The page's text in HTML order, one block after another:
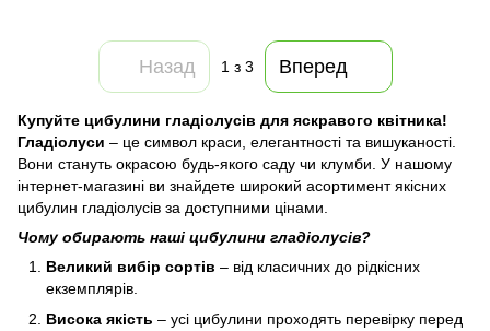
Назад 1 з 3 Вперед
Купуйте цибулини гладіолусів для яскравого квітника!
Гладіолуси – це символ краси, елегантності та вишуканості.
Вони стануть окрасою будь-якого саду чи клумби. У нашому
інтернет-магазині ви знайдете широкий асортимент якісних
цибулин гладіолусів за доступними цінами.
Чому обирають наші цибулини гладіолусів?
Великий вибір сортів – від класичних до рідкісних
екземплярів.
Висока якість – усі цибулини проходять перевірку перед